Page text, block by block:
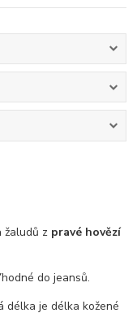
žaludů z pravé hovězí
do jeansů.
délka je délka kožené